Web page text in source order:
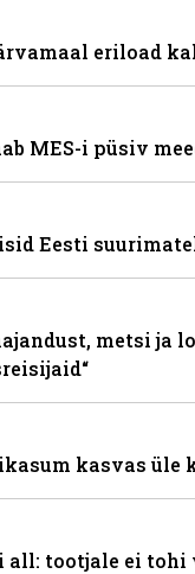
eriload
MES-i püsiv
Eesti
metsi ja
kasvas üle
tootjale ei tohi